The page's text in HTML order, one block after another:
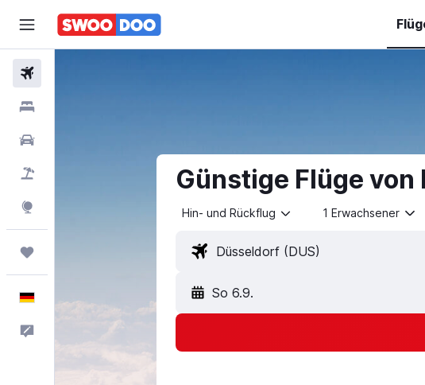
Günstige Flüge
Hin- und Rückflug 1 Erwachsener
So 6.9.